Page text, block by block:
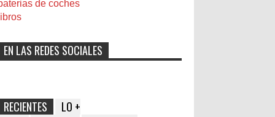
de coches
libros
EN LAS REDES SOCIALES
RECIENTES
LO +